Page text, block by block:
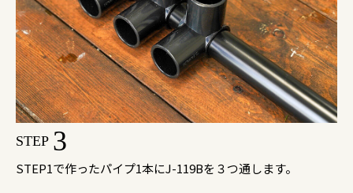
STEP 3
STEP1で作ったパイプ1本にJ-119Bを３つ通します。